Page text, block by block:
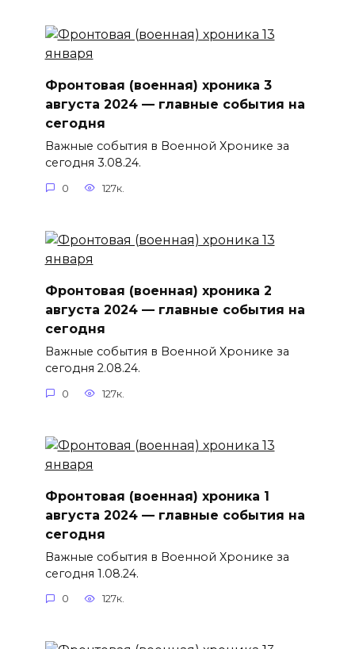
Фронтовая (военная) хроника 3
августа 2024 — главные события на
сегодня
Важные события в Военной Хронике за
сегодня 3.08.24.
0 127к.
Фронтовая (военная) хроника 2
августа 2024 — главные события на
сегодня
Важные события в Военной Хронике за
сегодня 2.08.24.
0 127к.
Фронтовая (военная) хроника 1
августа 2024 — главные события на
сегодня
Важные события в Военной Хронике за
сегодня 1.08.24.
0 127к.